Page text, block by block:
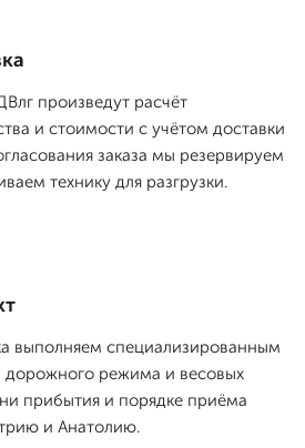
произведут расчёт
и стоимости с учётом доставки
заказа мы резервируем
технику для разгрузки.
выполняем специализированным
дорожного режима и весовых
прибытия и порядке приёма
и Анатолию.